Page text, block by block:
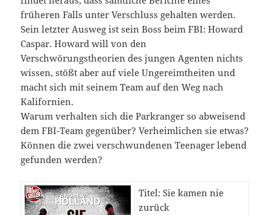
früheren Falls unter Verschluss gehalten werden.
Sein letzter Ausweg ist sein Boss beim FBI: Howard
Caspar. Howard will von den
Verschwörungstheorien des jungen Agenten nichts
wissen, stößt aber auf viele Ungereimtheiten und
macht sich mit seinem Team auf den Weg nach
Kalifornien.
Warum verhalten sich die Parkranger so abweisend
dem FBI-Team gegenüber? Verheimlichen sie etwas?
Können die zwei verschwundenen Teenager lebend
gefunden werden?
Titel: Sie kamen nie
zurück